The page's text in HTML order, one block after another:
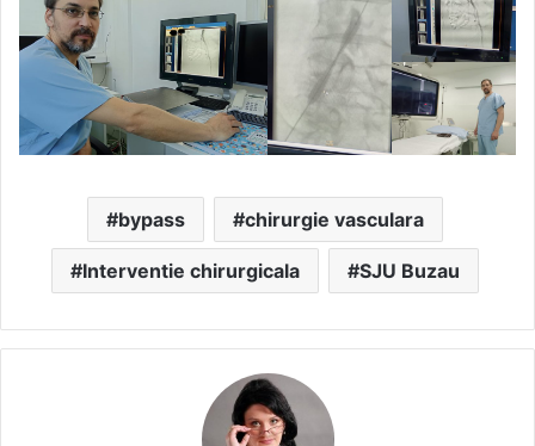
bypass chirurgie vasculara
Interventie chirurgicala SJU Buzau